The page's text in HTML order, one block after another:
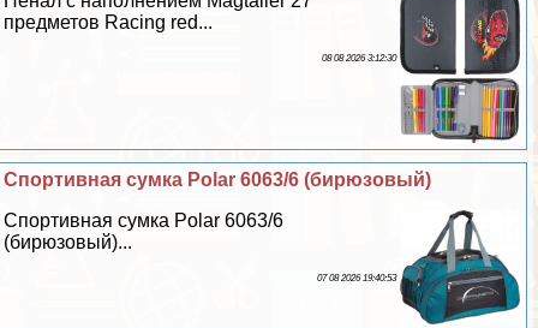
предметов Racing red...
08 08 2026 3:12:30
Спортивная сумка Polar 6063/6 (бирюзовый)
Спортивная сумка Polar 6063/6
(бирюзовый)...
07 08 2026 19:40:53